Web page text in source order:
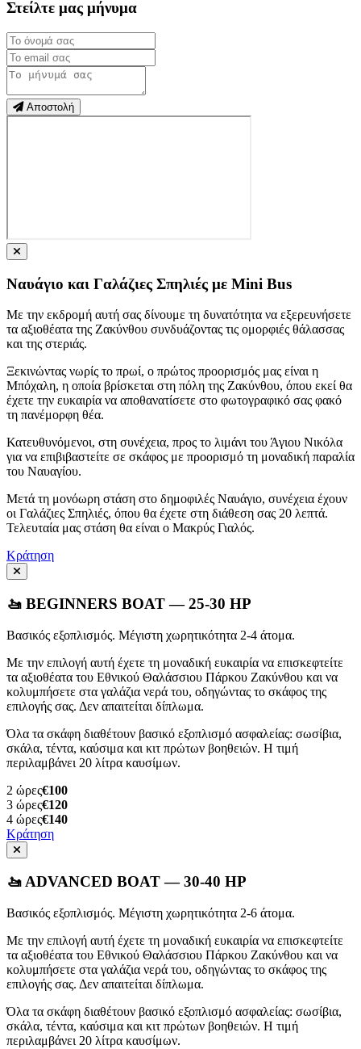
Στείλτε μας μήνυμα
Αποστολή
Ναυάγιο και Γαλάζιες Σπηλιές με Mini Bus
Με την εκδρομή αυτή σας δίνουμε τη δυνατότητα να εξερευνήσετε
τα αξιοθέατα της Ζακύνθου συνδυάζοντας τις ομορφιές θάλασσας
και της στεριάς.
Ξεκινώντας νωρίς το πρωί, ο πρώτος προορισμός μας είναι η
Μπόχαλη, η οποία βρίσκεται στη πόλη της Ζακύνθου, όπου εκεί θα
έχετε την ευκαιρία να αποθανατίσετε στο φωτογραφικό σας φακό
τη πανέμορφη θέα.
Κατευθυνόμενοι, στη συνέχεια, προς το λιμάνι του Άγιου Νικόλα
για να επιβιβαστείτε σε σκάφος με προορισμό τη μοναδική παραλία
του Ναυαγίου.
Μετά τη μονόωρη στάση στο δημοφιλές Ναυάγιο, συνέχεια έχουν
οι Γαλάζιες Σπηλιές, όπου θα έχετε στη διάθεση σας 20 λεπτά.
Τελευταία μας στάση θα είναι ο Μακρύς Γιαλός.
Κράτηση
🚤 BEGINNERS BOAT — 25-30 HP
Βασικός εξοπλισμός. Μέγιστη χωρητικότητα 2-4 άτομα.
Με την επιλογή αυτή έχετε τη μοναδική ευκαιρία να επισκεφτείτε
τα αξιοθέατα του Εθνικού Θαλάσσιου Πάρκου Ζακύνθου και να
κολυμπήσετε στα γαλάζια νερά του, οδηγώντας το σκάφος της
επιλογής σας. Δεν απαιτείται δίπλωμα.
Όλα τα σκάφη διαθέτουν βασικό εξοπλισμό ασφαλείας: σωσίβια,
σκάλα, τέντα, καύσιμα και κιτ πρώτων βοηθειών. Η τιμή
περιλαμβάνει 20 λίτρα καυσίμων.
2 ώρες€100
3 ώρες€120
4 ώρες€140
Κράτηση
🚤 ADVANCED BOAT — 30-40 HP
Βασικός εξοπλισμός. Μέγιστη χωρητικότητα 2-6 άτομα.
Με την επιλογή αυτή έχετε τη μοναδική ευκαιρία να επισκεφτείτε
τα αξιοθέατα του Εθνικού Θαλάσσιου Πάρκου Ζακύνθου και να
κολυμπήσετε στα γαλάζια νερά του, οδηγώντας το σκάφος της
επιλογής σας. Δεν απαιτείται δίπλωμα.
Όλα τα σκάφη διαθέτουν βασικό εξοπλισμό ασφαλείας: σωσίβια,
σκάλα, τέντα, καύσιμα και κιτ πρώτων βοηθειών. Η τιμή
περιλαμβάνει 20 λίτρα καυσίμων.